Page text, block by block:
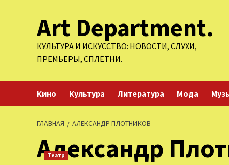
содержимомуArt Department.
КУЛЬТУРА И ИСКУССТВО: НОВОСТИ, СЛУХИ,
ПРЕМЬЕРЫ, СПЛЕТНИ.
Кино Культура Литература Мода
ГЛАВНАЯ АЛЕКСАНДР ПЛОТНИКОВ
Александр
Театр